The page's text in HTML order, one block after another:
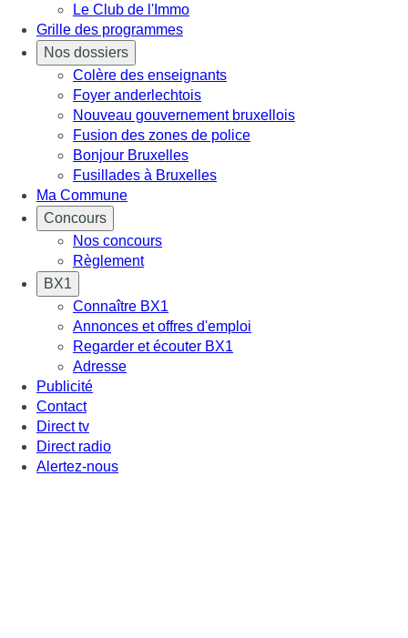
Le Club de l'Immo
Grille des programmes
Nos dossiers
Colère des enseignants
Foyer anderlechtois
Nouveau gouvernement bruxellois
Fusion des zones de police
Bonjour Bruxelles
Fusillades à Bruxelles
Ma Commune
Concours
Nos concours
Règlement
BX1
Connaître BX1
Annonces et offres d'emploi
Regarder et écouter BX1
Adresse
Publicité
Contact
Direct tv
Direct radio
Alertez-nous